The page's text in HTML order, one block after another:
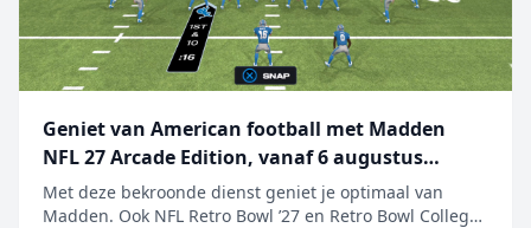
Geniet van American football met Madden
NFL 27 Arcade Edition, vanaf 6 augustus
beschikbaar op Apple Arcade
Met deze bekroonde dienst geniet je optimaal van
Madden. Ook NFL Retro Bowl ’27 en Retro Bowl College+